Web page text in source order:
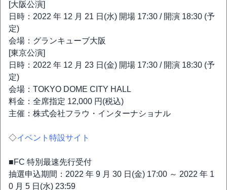
[大阪公演]
日時：2022 年 12 月 21 日(水) 開場 17:30 / 開演 18:30 (予
定)
会場：グランキューブ大阪
[東京公演]
日時：2022 年 12 月 23 日(金) 開場 17:30 / 開演 18:30 (予
定)
会場：TOKYO DOME CITY HALL
料金：全席指定 12,000 円(税込)
主催：株式会社フラウ・インターナショナル
◇イベント特設サイト
■FC 特別最速先行受付
抽選申込期間：2022 年 9 月 30 日(金) 17:00 ～ 2022 年 1
0 月 5 日(水) 23:59